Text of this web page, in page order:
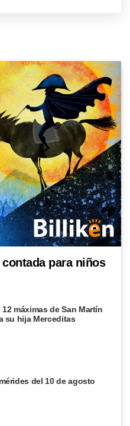
para niños
12 máximas de San Martín
su hija Merceditas
del 10 de agosto